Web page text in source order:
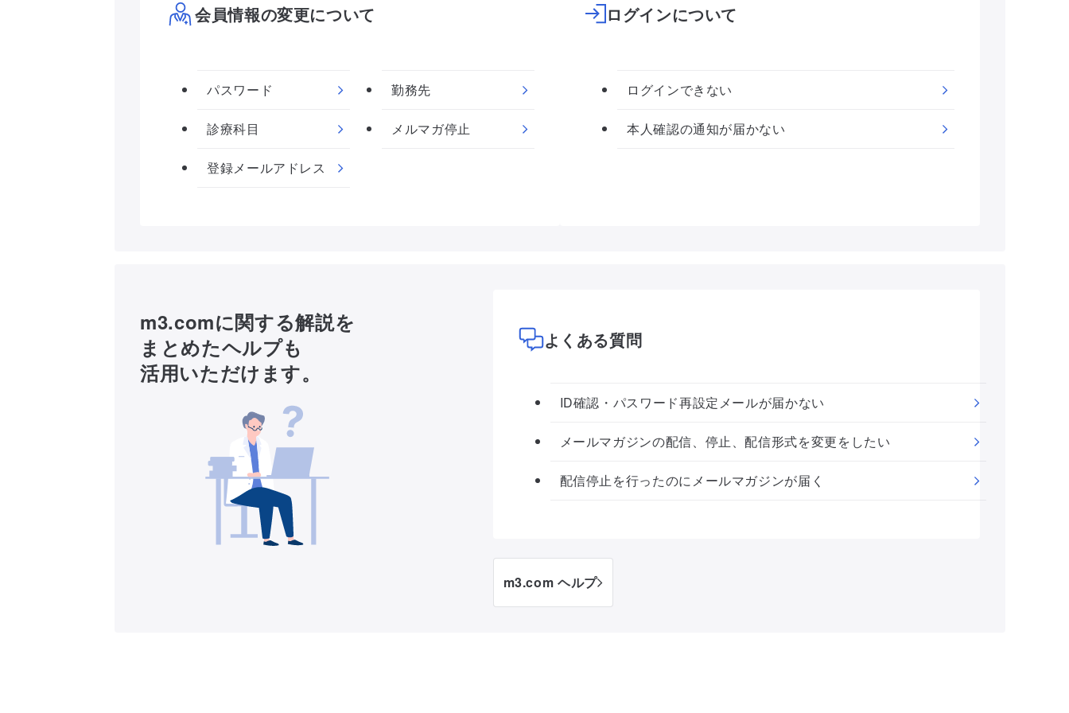
会員情報の変更について
パスワード
診療科目
登録メールアドレス
勤務先
メルマガ停止
ログインについて
ログインできない
本人確認の通知が届かない
m3.comに関する解説を
まとめたヘルプも
活用いただけます。
よくある質問
ID確認・パスワード再設定メールが届かない
メールマガジンの配信、停止、配信形式を変更をしたい
配信停止を行ったのにメールマガジンが届く
m3.com ヘルプ